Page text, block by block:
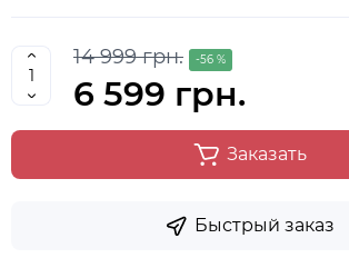
14 999 грн. -56 %
6 599 грн.
Заказать
Быстрый заказ